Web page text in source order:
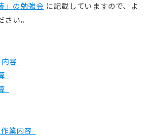
」の勉強会 に記載していますので、よ
さい。
容
業内容